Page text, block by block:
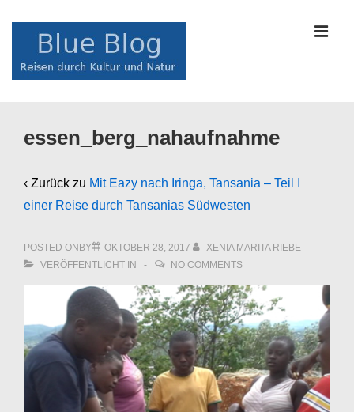
Navigation
essen_berg_nahaufnahme
‹ Zurück zu Mit Eazy nach Iringa, Tansania – Teil I
einer Reise durch Tansanias Südwesten
POSTED ONBY OKTOBER 28, 2017
XENIA MARITA RIEBE
VERÖFFENTLICHT IN
NO COMMENTS